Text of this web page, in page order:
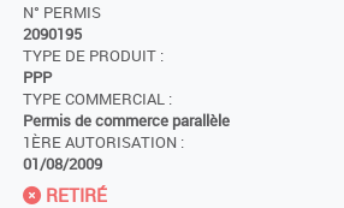
N° PERMIS
2090195
TYPE DE PRODUIT :
PPP
TYPE COMMERCIAL :
Permis de commerce parallèle
1ÈRE AUTORISATION :
01/08/2009
RETIRÉ